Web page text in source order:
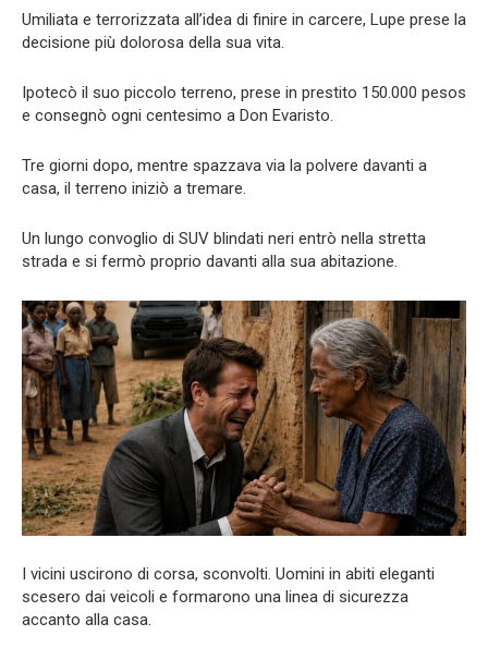
Umiliata e terrorizzata all’idea di finire in carcere, Lupe prese la
decisione più dolorosa della sua vita.
Ipotecò il suo piccolo terreno, prese in prestito 150.000 pesos
e consegnò ogni centesimo a Don Evaristo.
Tre giorni dopo, mentre spazzava via la polvere davanti a
casa, il terreno iniziò a tremare.
Un lungo convoglio di SUV blindati neri entrò nella stretta
strada e si fermò proprio davanti alla sua abitazione.
I vicini uscirono di corsa, sconvolti. Uomini in abiti eleganti
scesero dai veicoli e formarono una linea di sicurezza
accanto alla casa.